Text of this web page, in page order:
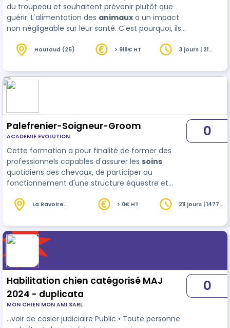
du troupeau et souhaitent prévenir plutôt que
guérir. L'alimentation des animaux a un impact
non négligeable sur leur santé. C'est pourquoi, ils
améliorer le suivi sanitaire du troupeau grâce à
décrypter les signes des animaux et à pilo…
Houtaud (25) > 918€ HT
3 jours | 21
Palefrenier-Soigneur-Groom
ACADEMIE EVOLUTION
Cette formation a pour finalité de former des
professionnels capables d'assurer les soins
quotidiens des chevaux, de participer au
fonctionnement d'une structure équestre et
logistique et sanitaire d'une écurie, qu'elle soit
commerce ou le sp…
0
La Ravoire
> 0€ HT
211 jours | 1477
Habilitation chien catégorisé MAJ
2024 - duplicata
MON CHIEN MON AMI SARL
…voir de casier judiciaire Public • Toute personne
0